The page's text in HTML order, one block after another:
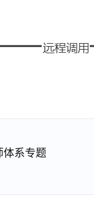
体系专题